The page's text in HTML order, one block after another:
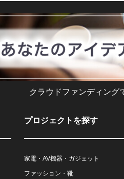
クラウドファンディング
プロジェクトを探す
家電・AV機器・ガジェット
ファッション・靴